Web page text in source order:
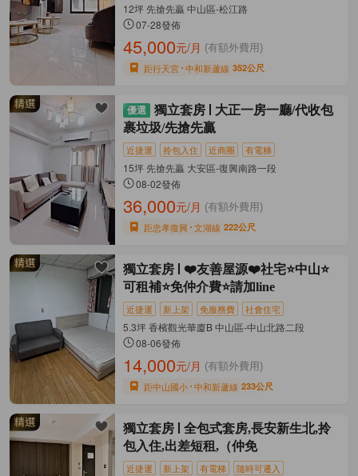
12坪 先搶先贏 中山區-松江路
07-28發佈
45,000元/月 (有額外費用)
距行天宮 中和新蘆線 352公尺
獨立套房
大正一房一廳/代收包
裹垃圾/先搶先贏
近捷運 拎包入住 近商圈 有電梯
15坪 先搶先贏 大安區-復興南路一段
08-02發佈
36,000元/月 (有額外費用)
距忠孝復興 文湖線 222公尺
獨立套房
❤️友善屋源❤️社宅⭐中山⭐
可租補⭐免仲介費⭐請加line
近捷運 新上架 免服務費 社會住宅
5.3坪 香檳觀光華廈B 中山區-中山北路二段
08-06發佈
14,000元/月 (有額外費用)
距中山國小 中和新蘆線 233公尺
獨立套房
全包式套房,長安新生北,拎
包入住,出差短租,（仲免
近捷運 新上架 有電梯 隨時可遷入